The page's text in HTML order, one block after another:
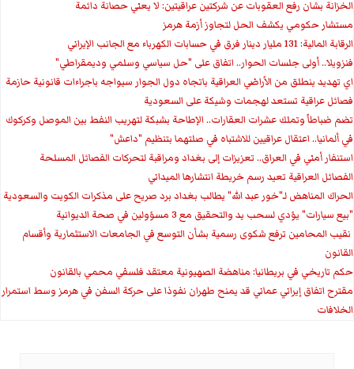
الخزانة بشان رفع العقوبات عن شركتين عراقيتين: لا يعني حصانة دائمة
مستشار حكومي يكشف الحل لتجاوز أزمة هرمز
الرقابة المالية: 131 مليار دينار فرق في حسابات الكهرباء مع الجانب الإيراني
فنزويلا.. أولى جلسات الحوار.. اتفاق على "حل سياسي وسلمي وديمقراطي"
اي تهديد ينطلق من الأراضي العراقية باتجاه دول الجوار سيواجه باجراءات قانونية حازمة
فصائل عراقية تستعد لهجمات وشيكة على السعودية
تضم ضباطاً وتملك عشرات العقارات.. الإطاحة بشبكة لتهريب النفط بين الموصل وكركوك
في ألمانيا.. اعتقال عراقيين للاشتباه في صلتهما بتنظيم "داعش"
استنفار أمني في العراق.. تعزيزات إلى بغداد ومراقبة لتحركات الفصائل المسلحة
الفصائل العراقية تعيد رسم خريطة انتشارها الميداني
الحراك المناهض لـ"خور عبد الله" يطالب بغداد برد صريح على مذكرات الكويت والسعودية
"بيع سيارات" يؤدي لسحب يد والتحقيق مع 3 مسؤولين في صحة الديوانية
‏ نقيب المحامين ترفع شكوى رسمية بشأن التوسع في الجامعات الاستثمارية وأقسام
القانون
حكم تاريخي في بريطانيا: مناهضة الصهيونية معتقد فلسفي محمي بالقانون
مقترح اتفاق إيراني عماني قد يمنح طهران نفوذا على حركة السفن في هرمز وسط استمرار
الخلافات